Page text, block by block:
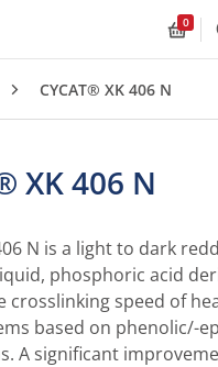
0
CYCAT® XK 406 N
XK 406 N
N is a light to dark
phosphoric acid
crosslinking speed of
based on phenolic/-
A significant